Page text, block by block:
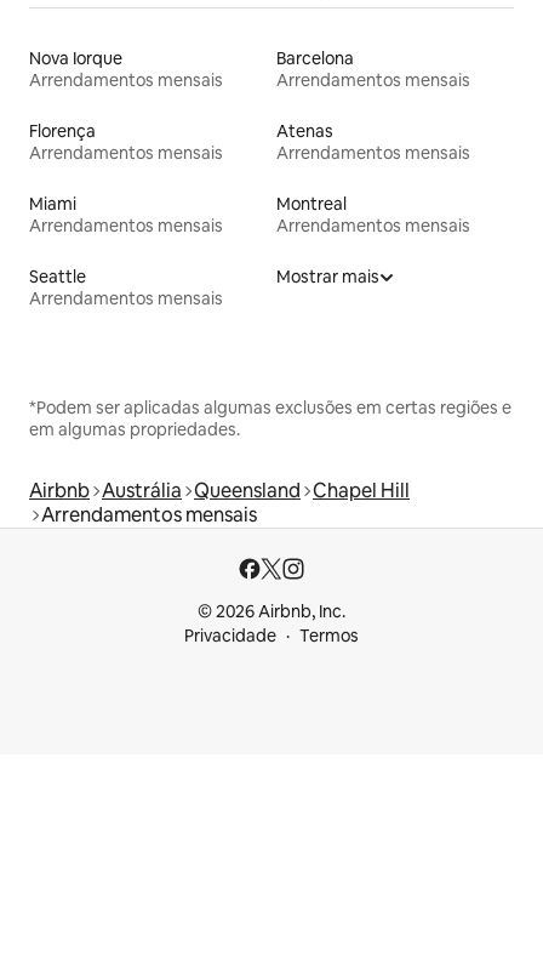
Nova Iorque
Arrendamentos mensais
Barcelona
Arrendamentos mensais
Florença
Arrendamentos mensais
Atenas
Arrendamentos mensais
Miami
Arrendamentos mensais
Montreal
Arrendamentos mensais
Seattle
Arrendamentos mensais
Mostrar mais
*Podem ser aplicadas algumas exclusões em certas regiões e
em algumas propriedades.
Airbnb Austrália Queensland Chapel Hill
Arrendamentos mensais
© 2026 Airbnb, Inc.
Privacidade
Termos